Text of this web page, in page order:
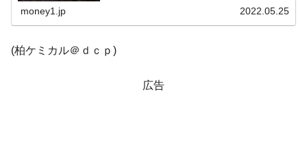
『Money1』
米国下院「韓国の公務員個人をターゲット
韓国ボンクラ政策室長･金容範、株価暴落に
money1.jp 2022.05.25
(柏ケミカル＠ｄｃｐ)
広告